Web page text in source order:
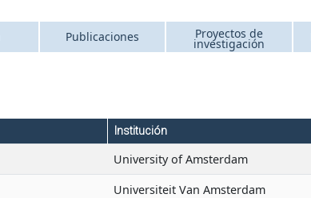
Publicaciones Proyectos de
investigación
Institución
University of Amsterdam
Universiteit Van Amsterdam